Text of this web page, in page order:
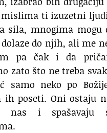
ti izuzetni
sila, mnogima mogu
do njih, ali me
pa čak i da
zato što ne treba
samo neko po
ih poseti. Oni ostaju
nas i spašavaju